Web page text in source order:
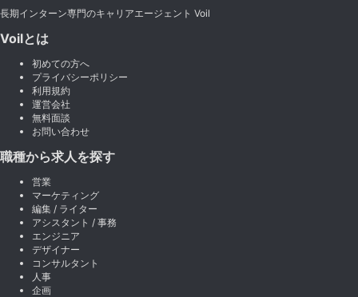
長期インターン専門のキャリアエージェント Voil
Voilとは
初めての方へ
プライバシーポリシー
利用規約
運営会社
無料面談
お問い合わせ
職種から求人を探す
営業
マーケティング
編集 / ライター
アシスタント / 事務
エンジニア
デザイナー
コンサルタント
人事
企画